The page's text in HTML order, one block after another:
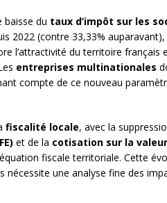
baisse du taux d’impôt sur les
2022 (contre 33,33%
l’attractivité du territoire
entreprises multinationales
compte de ce nouveau
fiscalité locale, avec la
et de la cotisation sur la
fiscale territoriale. Cette
nécessite une analyse fine des